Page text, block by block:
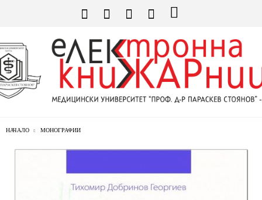
НАЧАЛО МОНОГРАФИИ